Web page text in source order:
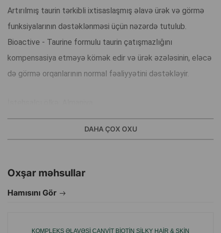
Artırılmış taurin tərkibli ixtisaslaşmış əlavə ürək və görmə
funksiyalarının dəstəklənməsi üçün nəzərdə tutulub.
Bioactive - Taurine formulu taurin çatışmazlığını
kompensasiya etməyə kömək edir və ürək əzələsinin, eləcə
də görmə orqanlarının normal fəaliyyətini dəstəkləyir.
DAHA ÇOX OXU
Oxşar məhsullar
Hamısını Gör
KOMPLEKS ƏLAVƏSI CANVIT BIOTIN SILKY HAIR & SKIN